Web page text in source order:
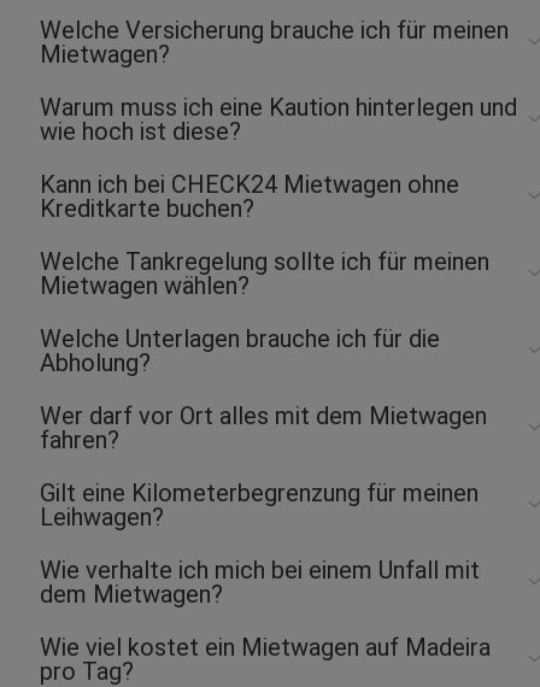
Welche Versicherung brauche ich für meinen
Mietwagen?
Warum muss ich eine Kaution hinterlegen und
wie hoch ist diese?
Kann ich bei CHECK24 Mietwagen ohne
Kreditkarte buchen?
Welche Tankregelung sollte ich für meinen
Mietwagen wählen?
Welche Unterlagen brauche ich für die
Abholung?
Wer darf vor Ort alles mit dem Mietwagen
fahren?
Gilt eine Kilometerbegrenzung für meinen
Leihwagen?
Wie verhalte ich mich bei einem Unfall mit
dem Mietwagen?
Wie viel kostet ein Mietwagen auf Madeira
pro Tag?